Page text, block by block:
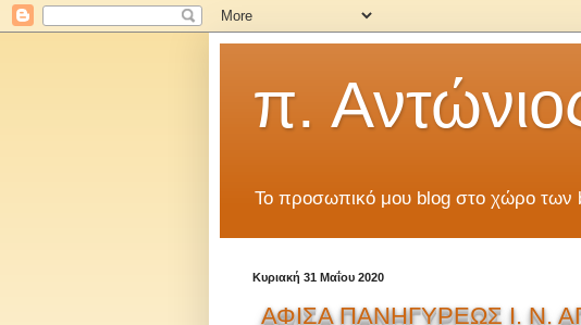
π.
Το προσωπικό μου blog στο χώρο των
Κυριακή 31 Μαΐου 2020
ΑΦΙΣΑ ΠΑΝΗΓΥΡΕΩΣ Ι. Ν.